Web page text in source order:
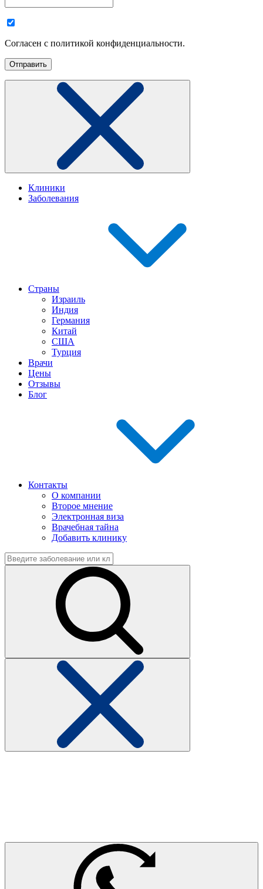
Согласен с политикой конфиденциальности.
Клиники
Заболевания
Страны
Израиль
Индия
Германия
Китай
США
Турция
Врачи
Цены
Отзывы
Блог
Контакты
О компании
Второе мнение
Электронная виза
Врачебная тайна
Добавить клинику